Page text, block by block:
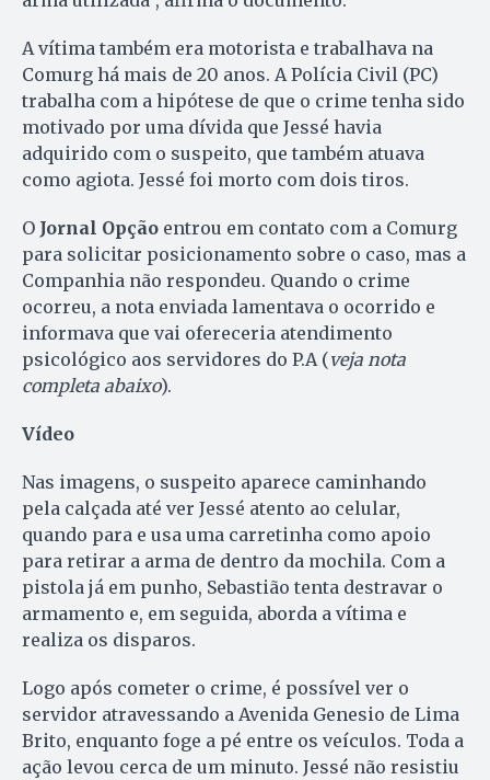
A vítima também era motorista e trabalhava na
Comurg há mais de 20 anos. A Polícia Civil (PC)
trabalha com a hipótese de que o crime tenha sido
motivado por uma dívida que Jessé havia
adquirido com o suspeito, que também atuava
como agiota. Jessé foi morto com dois tiros.
O Jornal Opção entrou em contato com a Comurg
para solicitar posicionamento sobre o caso, mas a
Companhia não respondeu. Quando o crime
ocorreu, a nota enviada lamentava o ocorrido e
informava que vai ofereceria atendimento
psicológico aos servidores do P.A (veja nota
completa abaixo).
Vídeo
Nas imagens, o suspeito aparece caminhando
pela calçada até ver Jessé atento ao celular,
quando para e usa uma carretinha como apoio
para retirar a arma de dentro da mochila. Com a
pistola já em punho, Sebastião tenta destravar o
armamento e, em seguida, aborda a vítima e
realiza os disparos.
Logo após cometer o crime, é possível ver o
servidor atravessando a Avenida Genesio de Lima
Brito, enquanto foge a pé entre os veículos. Toda a
ação levou cerca de um minuto. Jessé não resistiu